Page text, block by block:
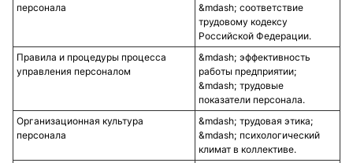
персонала
соответствие
трудовому кодексу
Российской Федерации.
Правила и процедуры процесса
управления персоналом
эффективность
работы предприятии;
трудовые
показатели персонала.
Организационная культура
персонала
трудовая этика;
психологический
климат в коллективе.